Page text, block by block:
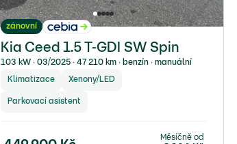
zánovní
Kia Ceed 1.5 T-GDI SW Spin
103 kW ∙ 03/2025 ∙ 47 210 km ∙ benzín ∙ manuální
Klimatizace Xenony/LED
Parkovací asistent
Měsíčně od